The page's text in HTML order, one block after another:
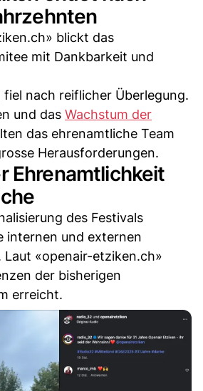
blickt das
mit Dankbarkeit und
fiel nach reiflicher Überlegung.
und das Wachstum der
das ehrenamtliche Team
Herausforderungen.
Ehrenamtlichkeit
des Festivals
internen und externen
«openair-etziken.ch»
der bisherigen
erreicht.